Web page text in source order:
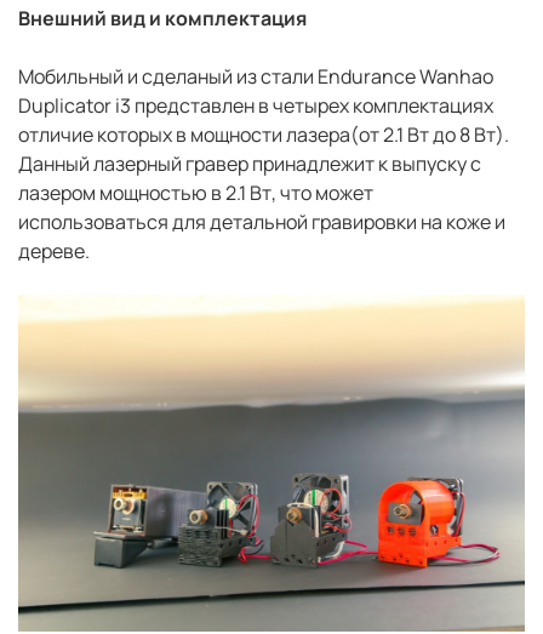
Внешний вид и комплектация
Мобильный и сделаный из стали Endurance Wanhao
Duplicator i3 представлен в четырех комплектациях
отличие которых в мощности лазера(от 2.1 Вт до 8 Вт).
Данный лазерный гравер принадлежит к выпуску с
лазером мощностью в 2.1 Вт, что может
использоваться для детальной гравировки на коже и
дереве.